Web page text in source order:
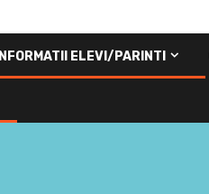
INFORMATII ELEVI/PARINTI